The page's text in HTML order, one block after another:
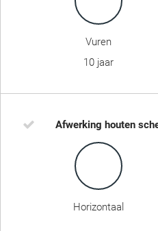
Vuren
10 jaar
Afwerking houten
Horizontaal